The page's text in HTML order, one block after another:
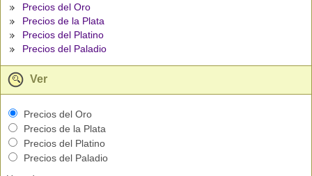
Precios del Oro
Precios de la Plata
Precios del Platino
Precios del Paladio
Ver
Precios del Oro
Precios de la Plata
Precios del Platino
Precios del Paladio